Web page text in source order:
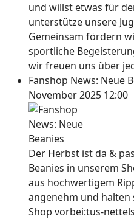
und willst etwas für
unterstütze unsere
Gemeinsam fördern
sportliche
wir freuen uns über
Fanshop News: Neue
November 2025 12:00
Der Herbst ist da &
Beanies in unserem
aus hochwertigem
angenehm und halten
Shop vorbei:tus-